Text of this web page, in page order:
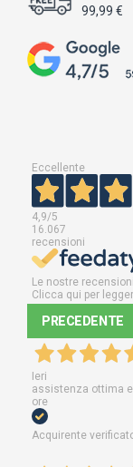
99,99 €
Eccellente
4,9/5
16.067
recensioni
Le nostre
Clicca qui per
PRECEDENTE
Ieri
assistenza ottima
ore
Acquirente